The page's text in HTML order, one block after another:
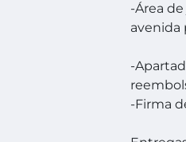
-Área
avenida
-
-Firma